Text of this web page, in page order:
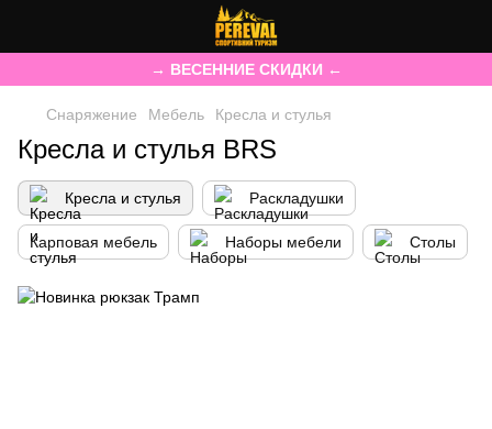
→ ВЕСЕННИЕ СКИДКИ ←
Снаряжение Мебель Кресла и стулья
Кресла и стулья BRS
Кресла и стулья Раскладушки
Карповая мебель Наборы мебели Столы